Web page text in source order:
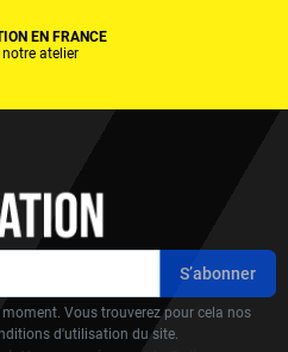
EN FRANCE
notre atelier
Vous trouverez pour cela nos
d'utilisation du site.